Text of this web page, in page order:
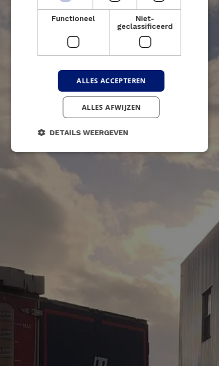
Functioneel
Niet-
geclassificeerd
ALLES ACCEPTEREN
ALLES AFWIJZEN
DETAILS WEERGEVEN